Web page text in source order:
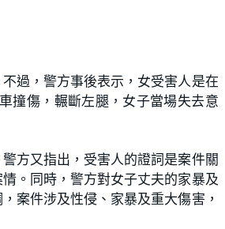
過，警方事後表示，女受害人是在
撞傷，輾斷左腿，女子當場失去意
方又指出，受害人的證詞是案件關
。同時，警方對女子丈夫的家暴及
案件涉及性侵、家暴及重大傷害，